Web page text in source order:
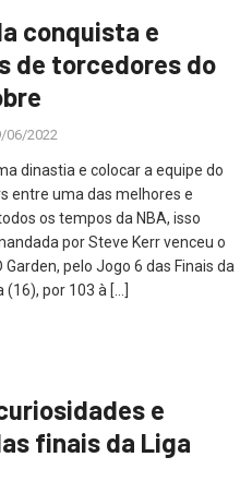
conquista e
de torcedores do
06/2022
dinastia e colocar a equipe do
entre uma das melhores e
os tempos da NBA, isso
por Steve Kerr venceu o
Garden, pelo Jogo 6 das Finais da
(16), por 103 à […]
e
finais da Liga